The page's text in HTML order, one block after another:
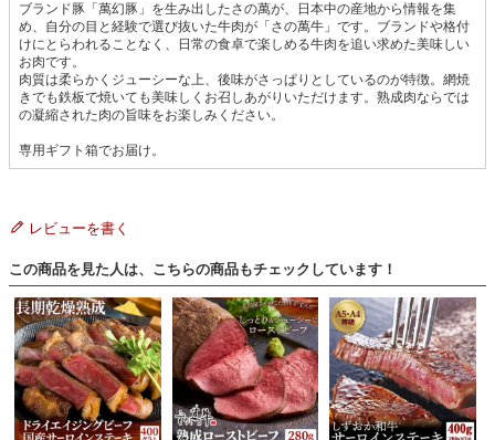
ブランド豚「萬幻豚」を生み出したさの萬が、日本中の産地から情報を集
め、自分の目と経験で選び抜いた牛肉が「さの萬牛」です。ブランドや格付
けにとらわれることなく、日常の食卓で楽しめる牛肉を追い求めた美味しい
お肉です。
肉質は柔らかくジューシーな上、後味がさっぱりとしているのが特徴。網焼
きでも鉄板で焼いても美味しくお召しあがりいただけます。熟成肉ならでは
の凝縮された肉の旨味をお楽しみください。
専用ギフト箱でお届け。
レビューを書く
この商品を見た人は、こちらの商品もチェックしています！